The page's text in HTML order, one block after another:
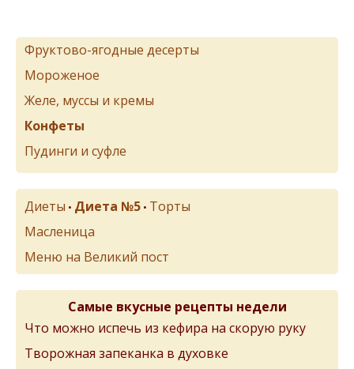
Фруктово-ягодные десерты
Мороженое
Желе, муссы и кремы
Конфеты
Пудинги и суфле
Диеты • Диета №5 • Торты
Масленица
Меню на Великий пост
Самые вкусные рецепты недели
Что можно испечь из кефира на скорую руку
Творожная запеканка в духовке